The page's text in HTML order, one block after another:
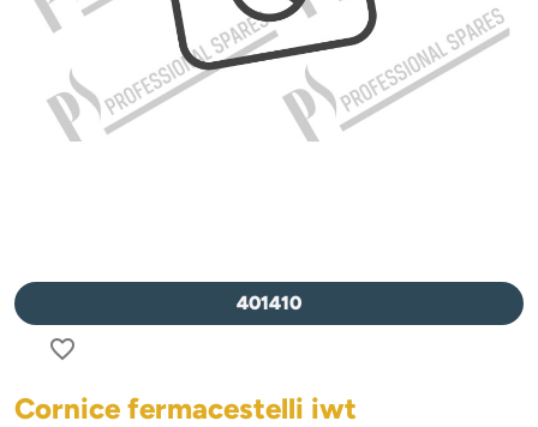
401410
favorite_border
Cornice fermacestelli iwt